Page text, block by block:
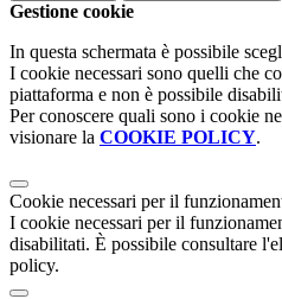
Gestione cookie
In questa schermata è possibile
I cookie necessari sono quelli che
piattaforma e non è possibile
Per conoscere quali sono i cookie
visionare la COOKIE POLICY.
Cookie necessari per il
I cookie necessari per il
disabilitati. È possibile consultare
policy.